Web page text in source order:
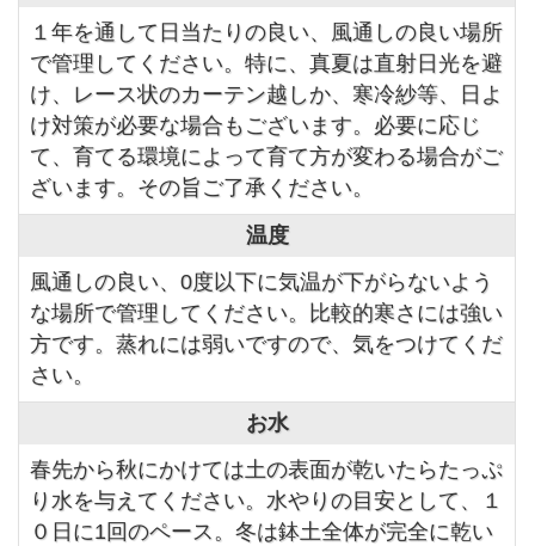
１年を通して日当たりの良い、風通しの良い場所
で管理してください。特に、真夏は直射日光を避
け、レース状のカーテン越しか、寒冷紗等、日よ
け対策が必要な場合もございます。必要に応じ
て、育てる環境によって育て方が変わる場合がご
ざいます。その旨ご了承ください。
温度
風通しの良い、0度以下に気温が下がらないよう
な場所で管理してください。比較的寒さには強い
方です。蒸れには弱いですので、気をつけてくだ
さい。
お水
春先から秋にかけては土の表面が乾いたらたっぷ
り水を与えてください。水やりの目安として、１
０日に1回のペース。冬は鉢土全体が完全に乾い